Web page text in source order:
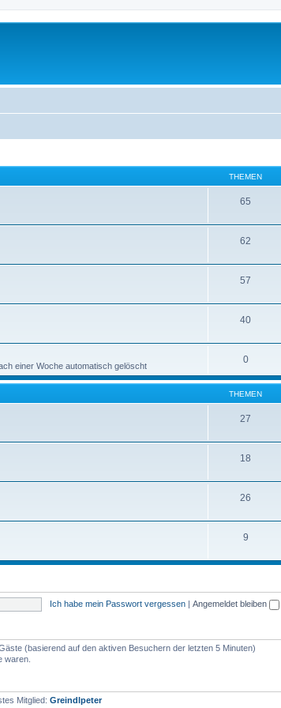
THEMEN
65
62
57
40
einer Woche automatisch gelöscht
0
THEMEN
27
18
26
9
Ich habe mein Passwort vergessen | Angemeldet bleiben
(basierend auf den aktiven Besuchern der letzten 5 Minuten)
waren.
Mitglied: Greindlpeter